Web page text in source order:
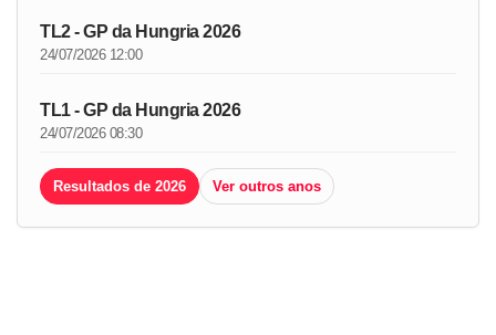
TL2 - GP da Hungria 2026
24/07/2026 12:00
TL1 - GP da Hungria 2026
24/07/2026 08:30
Resultados de 2026 Ver outros anos